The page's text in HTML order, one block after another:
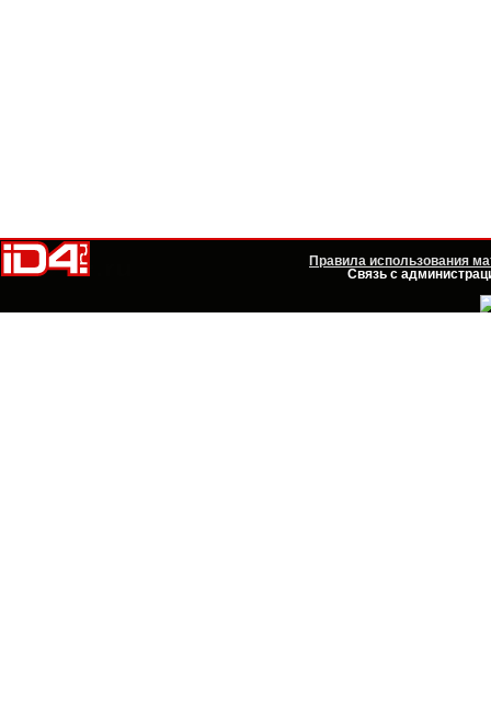
Правила использования
Связь с